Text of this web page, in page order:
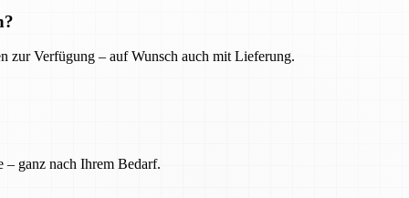
zur Verfügung – auf Wunsch auch mit Lieferung.
– ganz nach Ihrem Bedarf.